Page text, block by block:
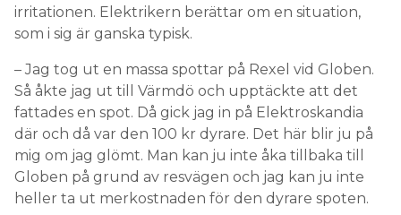
irritationen. Elektrikern berättar om en situation,
som i sig är ganska typisk.
– Jag tog ut en massa spottar på Rexel vid Globen.
Så åkte jag ut till Värmdö och upptäckte att det
fattades en spot. Då gick jag in på Elektroskandia
där och då var den 100 kr dyrare. Det här blir ju på
mig om jag glömt. Man kan ju inte åka tillbaka till
Globen på grund av resvägen och jag kan ju inte
heller ta ut merkostnaden för den dyrare spoten.